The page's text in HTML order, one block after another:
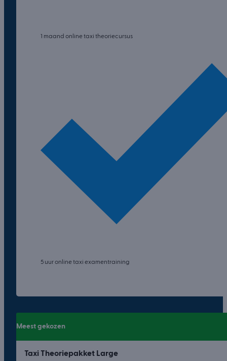
1 maand online taxi theoriecursus
5 uur online taxi examentraining
Meest gekozen
Taxi Theoriepakket Large